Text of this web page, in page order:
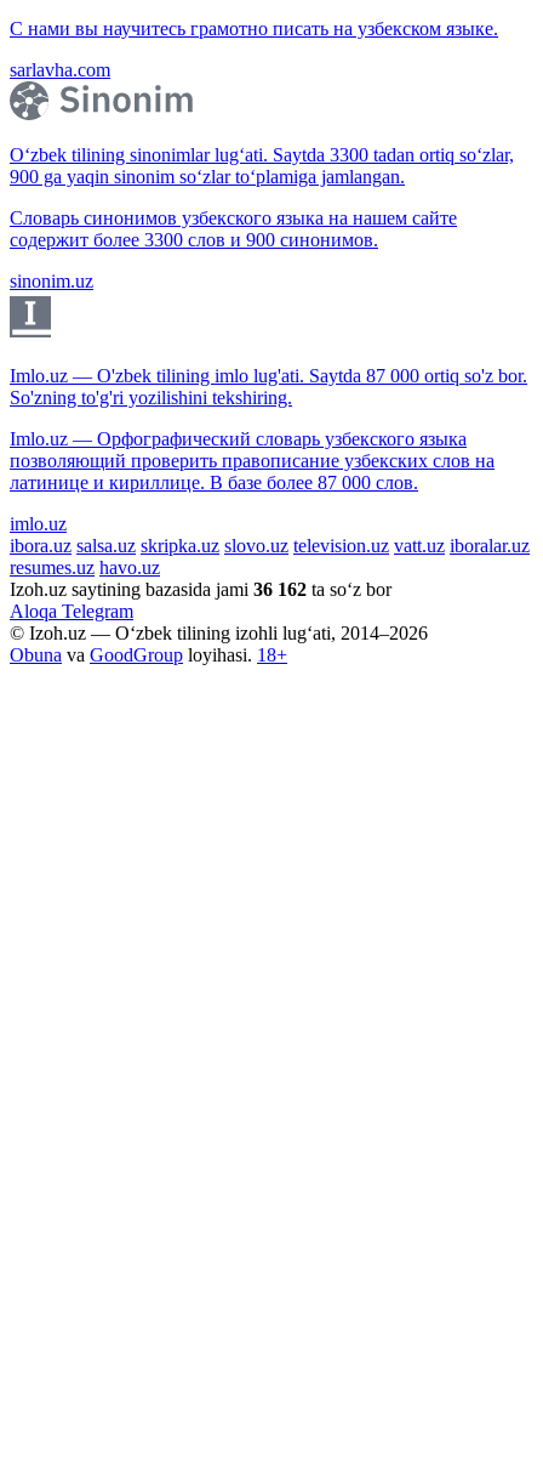
С нами вы научитесь грамотно писать на узбекском языке.
sarlavha.com
O‘zbek tilining sinonimlar lug‘ati. Saytda 3300 tadan ortiq so‘zlar,
900 ga yaqin sinonim so‘zlar to‘plamiga jamlangan.
Словарь синонимов узбекского языка на нашем сайте
содержит более 3300 слов и 900 синонимов.
sinonim.uz
Imlo.uz — O'zbek tilining imlo lug'ati. Saytda 87 000 ortiq so'z bor.
So'zning to'g'ri yozilishini tekshiring.
Imlo.uz — Орфографический словарь узбекского языка
позволяющий проверить правописание узбекских слов на
латинице и кириллице. В базе более 87 000 слов.
imlo.uz
ibora.uz salsa.uz skripka.uz slovo.uz television.uz vatt.uz iboralar.uz
resumes.uz havo.uz
Izoh.uz saytining bazasida jami 36 162 ta so‘z bor
Aloqa Telegram
© Izoh.uz — O‘zbek tilining izohli lug‘ati, 2014–2026
Obuna va GoodGroup loyihasi. 18+